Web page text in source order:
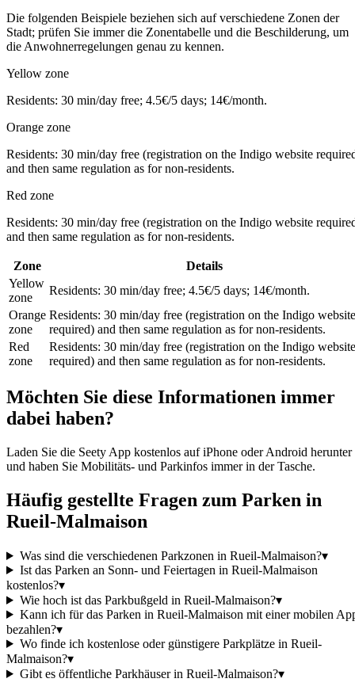
Die folgenden Beispiele beziehen sich auf verschiedene Zonen der
Stadt; prüfen Sie immer die Zonentabelle und die Beschilderung, um
die Anwohnerregelungen genau zu kennen.
Yellow zone
Residents: 30 min/day free; 4.5€/5 days; 14€/month.
Orange zone
Residents: 30 min/day free (registration on the Indigo website
and then same regulation as for non-residents.
Red zone
Residents: 30 min/day free (registration on the Indigo website
and then same regulation as for non-residents.
Zone
Details
Yellow
zone
Residents: 30 min/day free; 4.5€/5 days; 14€/month.
Orange
zone
Residents: 30 min/day free (registration on the Indigo website
required) and then same regulation as for non-residents.
Red
zone
Residents: 30 min/day free (registration on the Indigo website
required) and then same regulation as for non-residents.
Möchten Sie diese Informationen immer
dabei haben?
Laden Sie die Seety App kostenlos auf iPhone oder Android herunter
und haben Sie Mobilitäts- und Parkinfos immer in der Tasche.
Häufig gestellte Fragen zum Parken in
Rueil-Malmaison
Was sind die verschiedenen Parkzonen in Rueil-Malmaison?▾
Ist das Parken an Sonn- und Feiertagen in Rueil-Malmaison
kostenlos?▾
Wie hoch ist das Parkbußgeld in Rueil-Malmaison?▾
Kann ich für das Parken in Rueil-Malmaison mit einer mobilen
bezahlen?▾
Wo finde ich kostenlose oder günstigere Parkplätze in Rueil-
Malmaison?▾
Gibt es öffentliche Parkhäuser in Rueil-Malmaison?▾